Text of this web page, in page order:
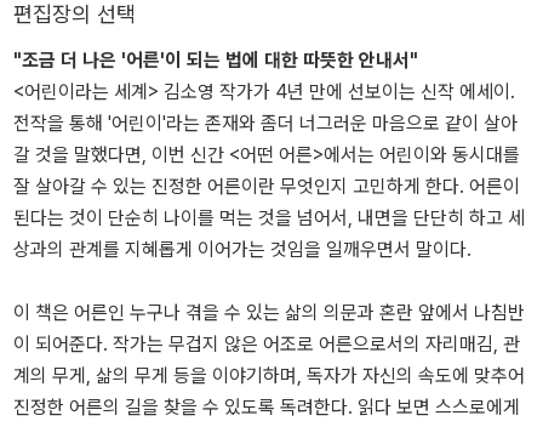
편집장의 선택
"조금 더 나은 '어른'이 되는 법에 대한 따뜻한 안내서"
<어린이라는 세계> 김소영 작가가 4년 만에 선보이는 신작 에세이.
전작을 통해 '어린이'라는 존재와 좀더 너그러운 마음으로 같이 살아
갈 것을 말했다면, 이번 신간 <어떤 어른>에서는 어린이와 동시대를
잘 살아갈 수 있는 진정한 어른이란 무엇인지 고민하게 한다. 어른이
된다는 것이 단순히 나이를 먹는 것을 넘어서, 내면을 단단히 하고 세
상과의 관계를 지혜롭게 이어가는 것임을 일깨우면서 말이다.
이 책은 어른인 누구나 겪을 수 있는 삶의 의문과 혼란 앞에서 나침반
이 되어준다. 작가는 무겁지 않은 어조로 어른으로서의 자리매김, 관
계의 무게, 삶의 무게 등을 이야기하며, 독자가 자신의 속도에 맞추어
진정한 어른의 길을 찾을 수 있도록 독려한다. 읽다 보면 스스로에게